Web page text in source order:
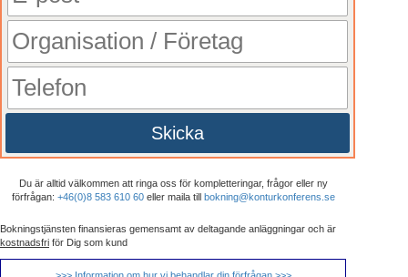
Skicka
Du är alltid välkommen att ringa oss för kompletteringar, frågor eller ny
förfrågan: +46(0)8 583 610 60eller maila till bokning@konturkonferens.se
Bokningstjänsten finansieras gemensamt av deltagande anläggningar och är
kostnadsfri för Dig som kund